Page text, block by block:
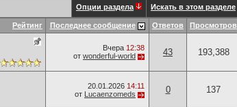
Опции раздела Искать в этом разделе
Рейтинг Последнее сообщение Ответов Просмотров
Вчера 12:38
от wonderful-world 43 193,388
20.01.2026 14:11
от Lucaenzomeds 0 137